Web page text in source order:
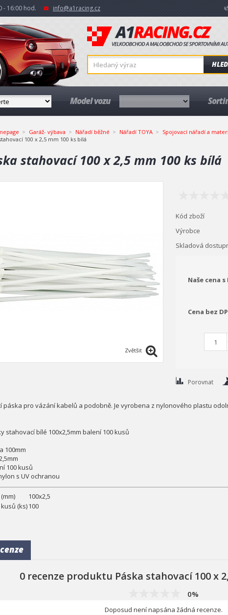
- 16:00 hod. info@a1racing.cz
Model vozu
Garáž- výbava Nářadí běžné Nářadí TOYA Spojovací nářadí a
100 x 2,5 mm 100 ks bílá
stahovací 100 x 2,5 mm 100 ks bílá
Zvětšit
Kód zboží
Výrobce
Skladová
Naše cena s
Cena bez
Porovnat
páska pro vázání kabelů a podobně. Je vyrobena z nylonového plastu
stahovací bílé 100x2,5mm balení 100 kusů
100mm
100 kusů
s UV ochranou
100x2,5
(ks)100
0 recenze produktu Páska stahovací 100 x
0%
Doposud není napsána žádná recenze.